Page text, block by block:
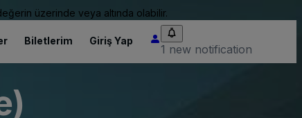
üzerinde veya altında olabilir.
Biletlerim Giriş Yap
1 new notification